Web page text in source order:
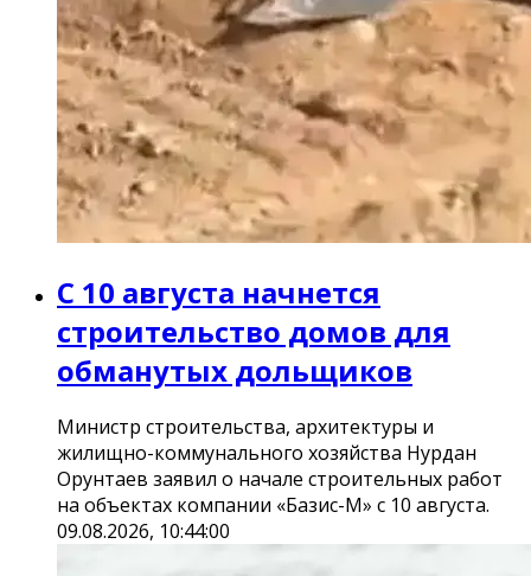
С 10 августа начнется
строительство домов для
обманутых дольщиков
Министр строительства, архитектуры и
жилищно-коммунального хозяйства Нурдан
Орунтаев заявил о начале строительных работ
на объектах компании «Базис-М» с 10 августа.
09.08.2026, 10:44:00